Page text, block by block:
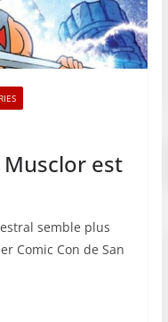
Musclor est
semble plus
Comic Con de San